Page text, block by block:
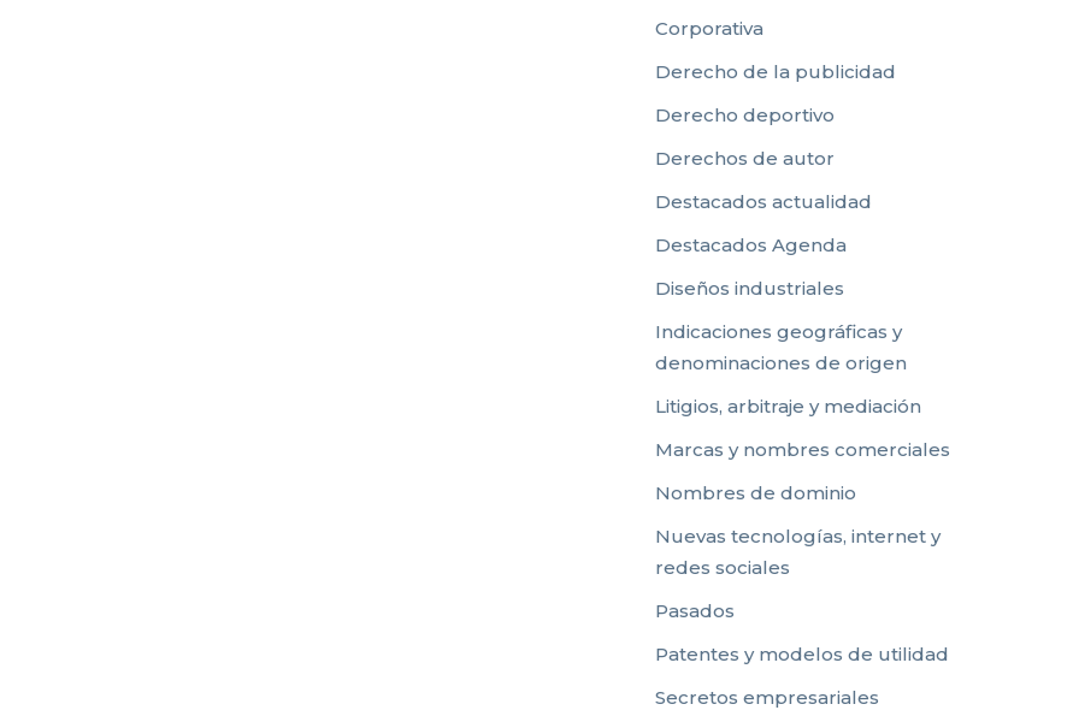
Corporativa
Derecho de la publicidad
Derecho deportivo
Derechos de autor
Destacados actualidad
Destacados Agenda
Diseños industriales
Indicaciones geográficas y
denominaciones de origen
Litigios, arbitraje y mediación
Marcas y nombres comerciales
Nombres de dominio
Nuevas tecnologías, internet y
redes sociales
Pasados
Patentes y modelos de utilidad
Secretos empresariales